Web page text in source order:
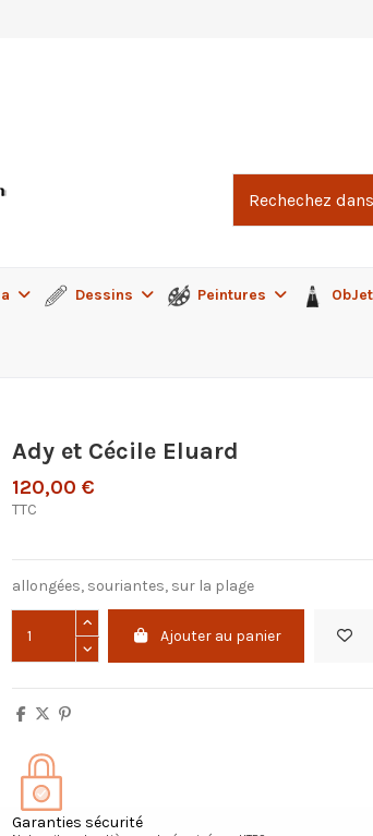
Dessins Peintures
Ady et Cécile Eluard
120,00 €
TTC
allongées, souriantes, sur la plage
Ajouter au panier
Garanties sécurité